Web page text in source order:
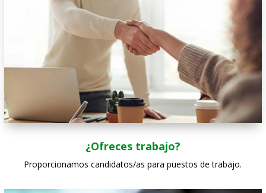
¿Ofreces trabajo?
Proporcionamos candidatos/as para puestos de trabajo.